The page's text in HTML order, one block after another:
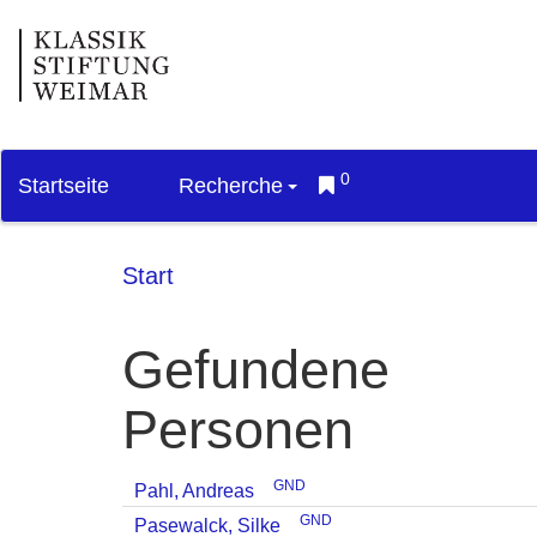
Startseite Recherche 0
Start
Gefundene
Personen
Pahl, Andreas GND
Pasewalck, Silke GND